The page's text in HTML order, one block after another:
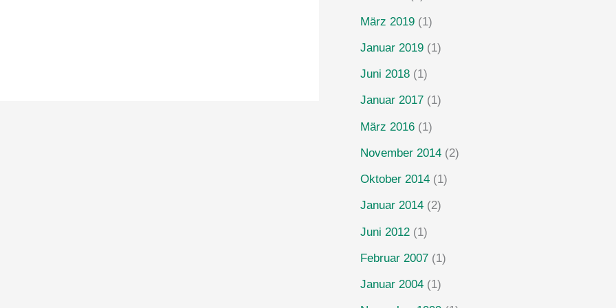
März 2019 (1)
Januar 2019 (1)
Juni 2018 (1)
Januar 2017 (1)
März 2016 (1)
November 2014 (2)
Oktober 2014 (1)
Januar 2014 (2)
Juni 2012 (1)
Februar 2007 (1)
Januar 2004 (1)